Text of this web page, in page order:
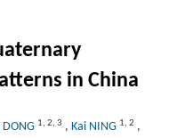
in China
1, 2, 3 , Kai NING 1, 2 ,